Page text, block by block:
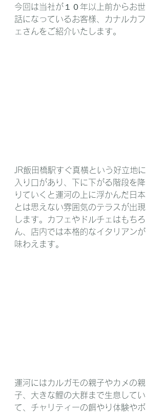
今回は当社が１０年以上前からお世
話になっているお客様、カナルカフ
ェさんをご紹介いたします。
JR飯田橋駅すぐ真横という好立地に
入り口があり、下に下がる階段を降
りていくと運河の上に浮かんだ日本
とは思えない雰囲気のテラスが出現
します。カフェやドルチェはもちろ
ん、店内では本格的なイタリアンが
味わえます。
運河にはカルガモの親子やカメの親
子、大きな鯉の大群まで生息してい
て、チャリティーの餌やり体験やボ